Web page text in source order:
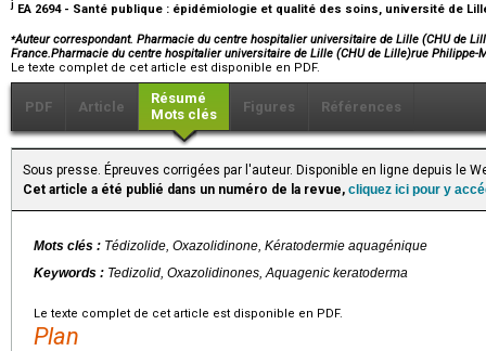
j EA 2694 - Santé publique : épidémiologie et qualité des soins, université de
⁎Auteur correspondant. Pharmacie du centre hospitalier universitaire de Lille (CHU de
France.Pharmacie du centre hospitalier universitaire de Lille (CHU de Lille)rue Philippe-
Le texte complet de cet article est disponible en PDF.
PDF Article
Résumé
Mots clés
Figures Références
Sous presse. Épreuves corrigées par l'auteur. Disponible en ligne depuis le
Cet article a été publié dans un numéro de la revue, cliquez ici pour y
Mots clés : Tédizolide, Oxazolidinone, Kératodermie aquagénique
Keywords : Tedizolid, Oxazolidinones, Aquagenic keratoderma
Le texte complet de cet article est disponible en PDF.
Plan